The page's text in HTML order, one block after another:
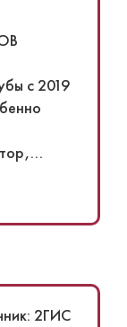
с 2019
2ГИС